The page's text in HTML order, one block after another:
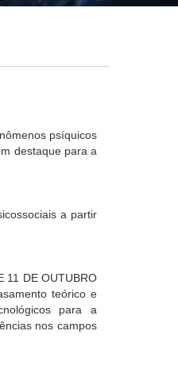
psíquicos
destaque para a
a partir
11 DE OUTUBRO
teórico e
para a
nos campos